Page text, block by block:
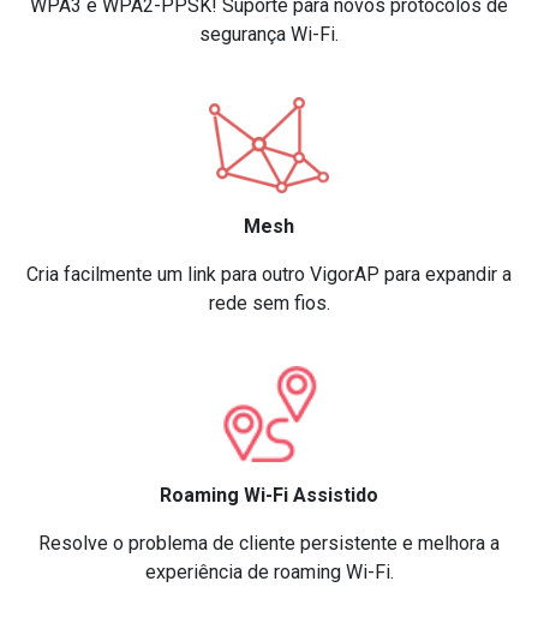
WPA3 e WPA2-PPSK! Suporte para novos protocolos de
segurança Wi-Fi.
Mesh
Cria facilmente um link para outro VigorAP para expandir a
rede sem fios.
Roaming Wi-Fi Assistido
Resolve o problema de cliente persistente e melhora a
experiência de roaming Wi-Fi.